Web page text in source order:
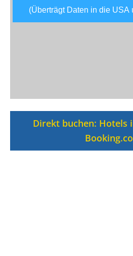
(Überträgt Daten in die USA
Direkt buchen: Hotels